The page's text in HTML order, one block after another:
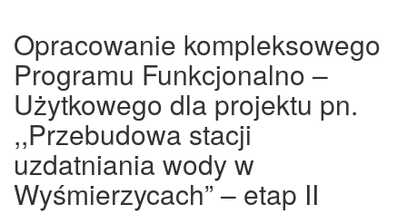
Opracowanie kompleksowego
Programu Funkcjonalno –
Użytkowego dla projektu pn.
,,Przebudowa stacji
uzdatniania wody w
Wyśmierzycach” – etap II